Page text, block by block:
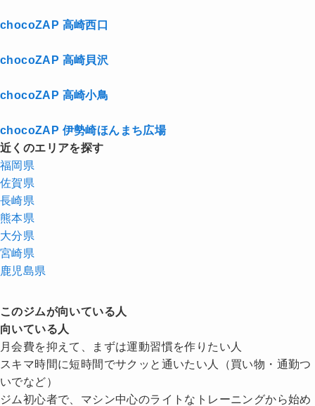
chocoZAP 高崎西口
chocoZAP 高崎貝沢
chocoZAP 高崎小鳥
chocoZAP 伊勢崎ほんまち広場
近くのエリアを探す
福岡県
佐賀県
長崎県
熊本県
大分県
宮崎県
鹿児島県
このジムが向いている人
向いている人
月会費を抑えて、まずは運動習慣を作りたい人
スキマ時間に短時間でサクッと通いたい人（買い物・通勤つ
いでなど）
ジム初心者で、マシン中心のライトなトレーニングから始め